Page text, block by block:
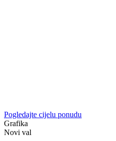
Pogledajte cijelu ponudu
Grafika
Novi val